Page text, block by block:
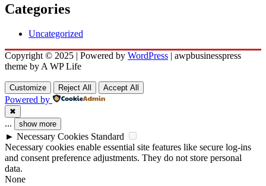
Categories
Uncategorized
Copyright © 2025 | Powered by WordPress
awpbusinesspress
theme by A WP Life
Customize Reject All Accept All
Powered by
✖
... show more
► Necessary Cookies Standard
Necessary cookies enable essential site features like secure log-ins
and consent preference adjustments. They do not store personal
data.
None